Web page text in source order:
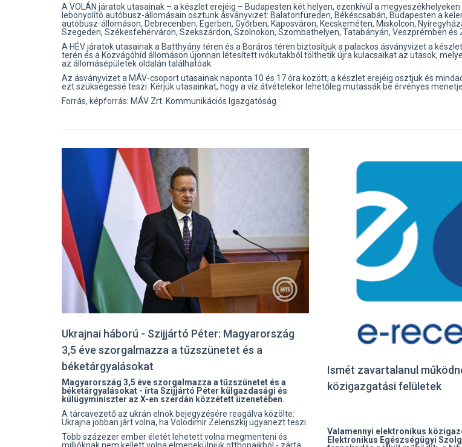
A VOLÁN járatok utasainak –​ a készlet erejéig – Budapesten két helyen, ezenkívül a
lebonyolító autóbusz-állomásain osztunk ásványvizet: Balatonfüreden, Békéscsabán, Budapesten a
autóbusz-állomáson, Debrecenben, Egerben, Győrben, Kaposváron, Kecskeméten, Miskolcon,
Szegeden, Székesfehérváron, Szekszárdon, Szolnokon, Szombathelyen, Tatabányán, Veszprémben és
A HÉV járatok utasainak a Batthyány téren és a Boráros téren biztosítjuk a palackos ásványvizet a
terén és a Közvágóhíd állomáson újonnan létesített ivókutakból tölthetik újra kulacsaikat az utasok,
az állomásépületek oldalán találhatóak.
Az ásványvizet a MÁV-csoport utasainak naponta 10 és 17 óra között, a készlet erejéig osztjuk és
ezt szükségessé teszi. Kérjük utasainkat, hogy a víz átvételekor lehetőleg mutassák be érvényes
Forrás, képforrás: MÁV Zrt. Kommunikációs Igazgatóság
Ukrajnai háború - Szijjártó Péter: Magyarország
3,5 éve szorgalmazza a tűzszünetet és a
béketárgyalásokat
Magyarország 3,5 éve szorgalmazza a tűzszünetet és a
béketárgyalásokat - írta Szijjártó Péter külgazdasági és
külügyminiszter az X-en szerdán közzétett üzenetében.
A tárcavezető az ukrán elnök bejegyzésére reagálva közölte:
Ukrajna jobban járt volna, ha Volodimir Zelenszkij ugyanezt teszi.
Több százezer ember életét lehetett volna megmenteni és
Ismét zavartalanul
közigazgatási felületek
Valamennyi elektronikus
Elektronikus Egészségügyi